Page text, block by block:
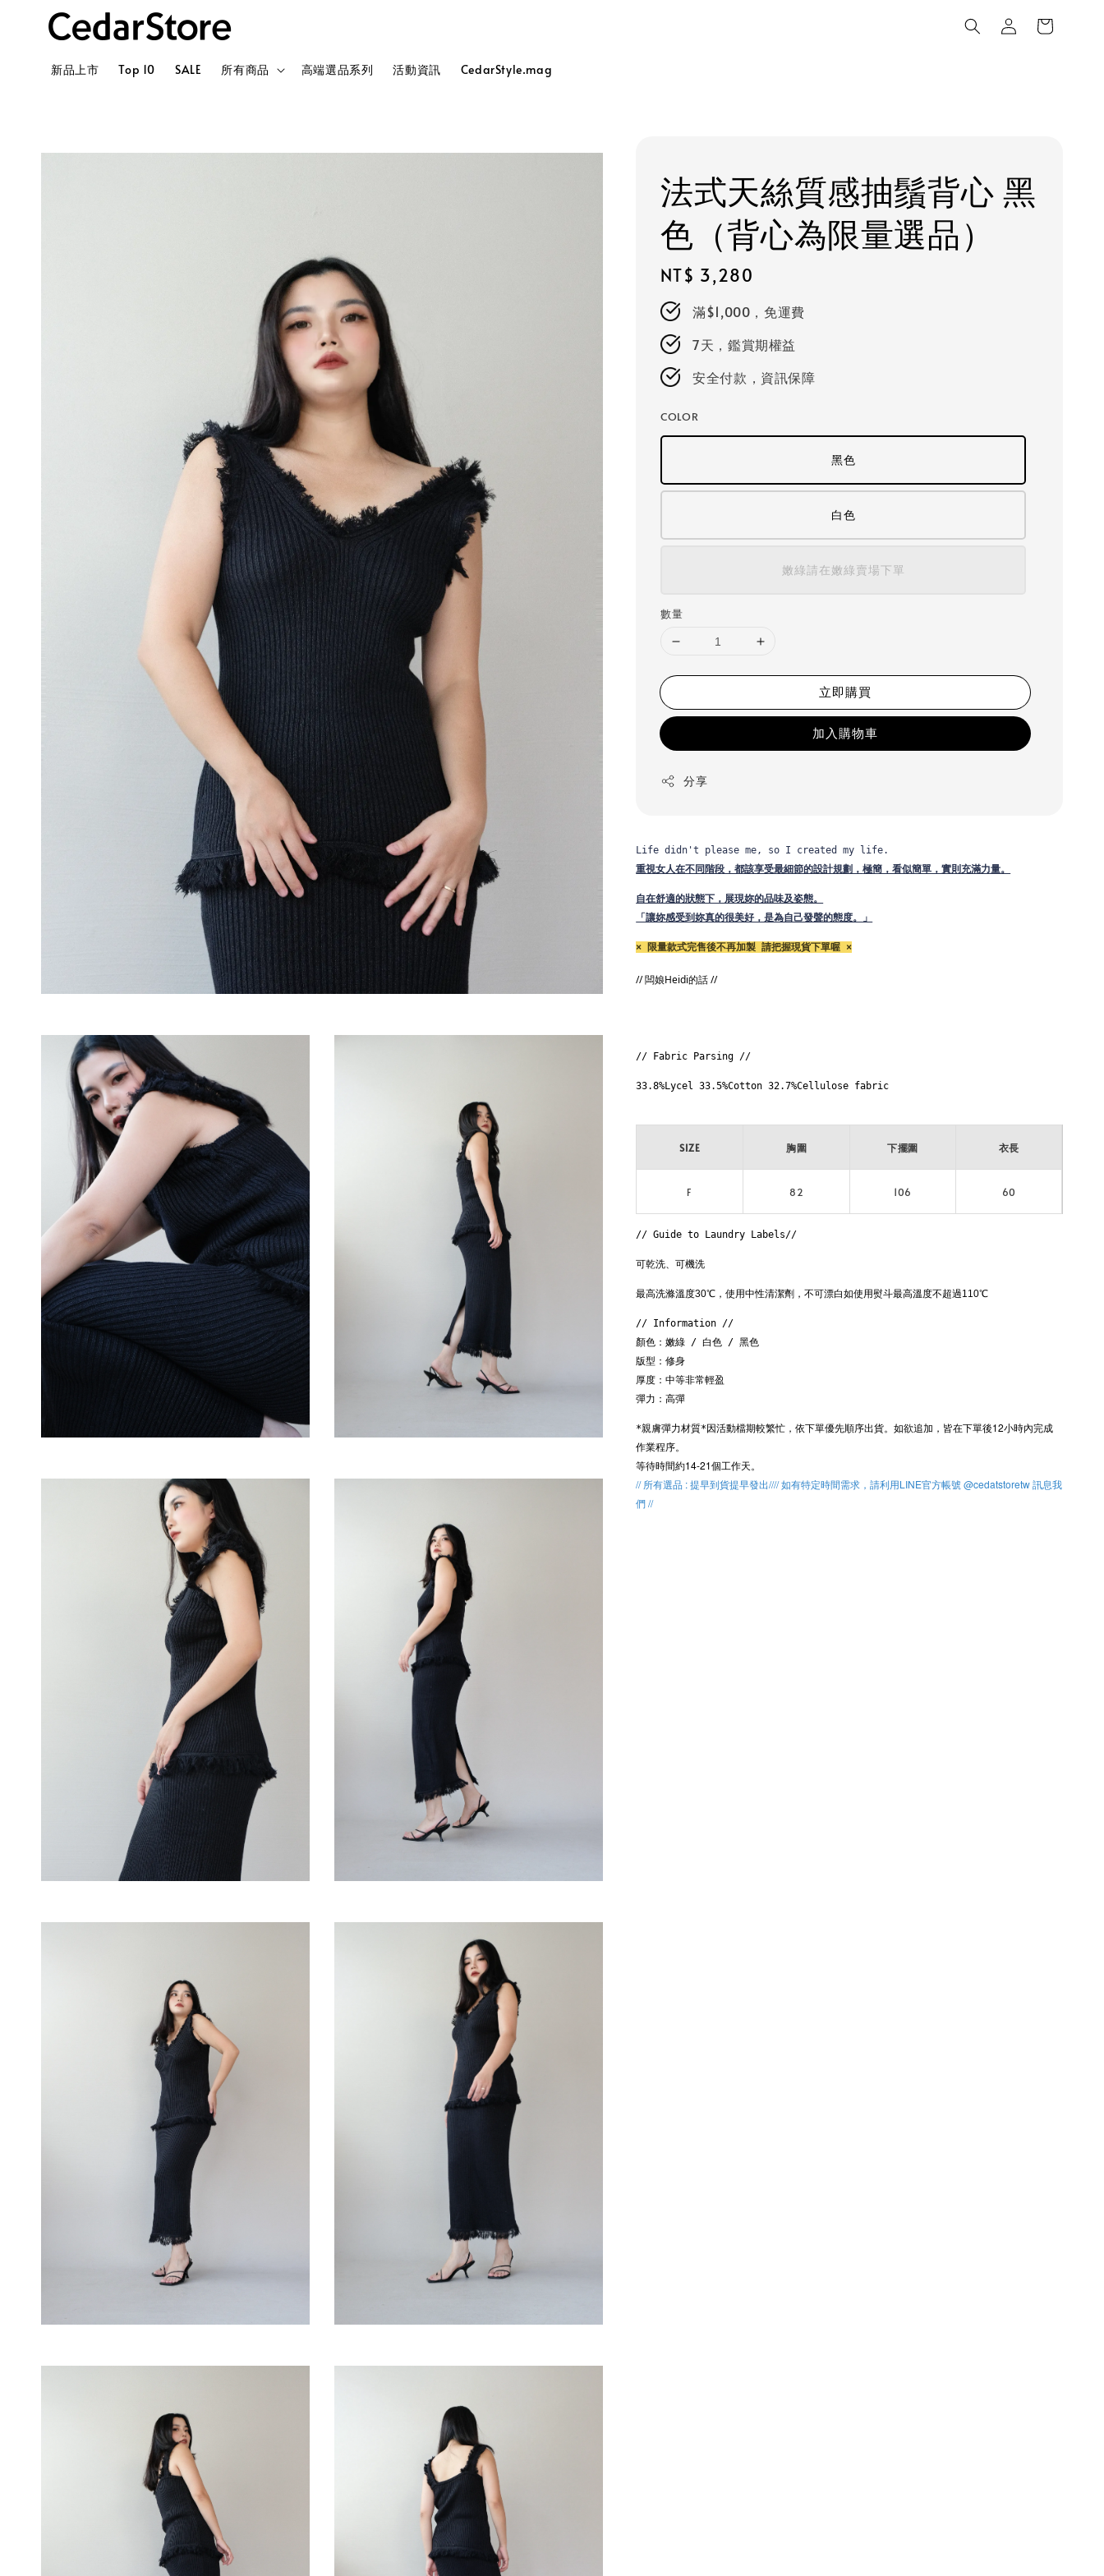
新品上市 Top 10 SALE 所有商品 高端選品系列 活動資訊 CedarStyle.mag
法式天絲質感抽鬚背心 黑
色（背心為限量選品）
Regular
price
NT$ 3,280
滿$1,000，免運費
7天，鑑賞期權益
安全付款，資訊保障
COLOR
黑色
白色
嫩綠請在嫩綠賣場下單
數量
立即購買
加入購物車
分享
Life didn't please me, so I created my life.
重視女人在不同階段，都該享受最細節的設計規劃，極簡，看似簡單，實則充滿力量。
自在舒適的狀態下，展現妳的品味及姿態。
「讓妳感受到妳真的很美好，是為自己發聲的態度。」
× 限量款式完售後不再加製 請把握現貨下單喔 ×
// 闆娘Heidi的話 //
// Fabric Parsing //
33.8%Lycel 33.5%Cotton 32.7%Cellulose fabric
SIZE 胸圍 下擺圍 衣長
F 82 106 60
// Guide to Laundry Labels//
可乾洗、可機洗
最高洗滌溫度30℃，使用中性清潔劑，不可漂白如使用熨斗最高溫度不超過110℃
// Information //
顏色：嫩綠 / 白色 / 黑色
版型：修身
厚度：中等非常輕盈
彈力：高彈
*親膚彈力材質*因活動檔期較繁忙，依下單優先順序出貨。如欲追加，皆在下單後12小時內完成
作業程序。
等待時間約14-21個工作天。
// 所有選品 : 提早到貨提早發出//// 如有特定時間需求，請利用LINE官方帳號 @cedatstoretw 訊息我
們 //